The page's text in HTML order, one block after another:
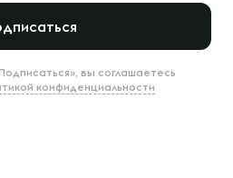
вы соглашаетесь
конфиденциальности